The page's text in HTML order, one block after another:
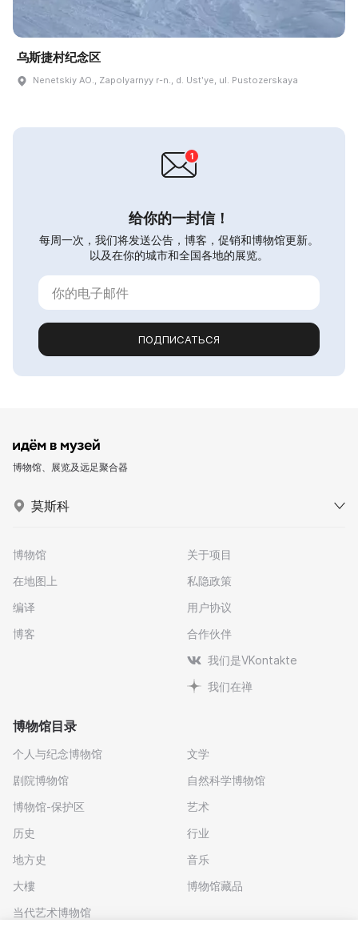
乌斯捷村纪念区
Nenetskiy AO., Zapolyarnyy r-n., d. Ustʹye, ul. Pustozerskaya
给你的一封信！
每周一次，我们将发送公告，博客，促销和博物馆更新。
以及在你的城市和全国各地的展览。
ПОДПИСАТЬСЯ
博物馆、展览及远足聚合器
莫斯科
博物馆
在地图上
编译
博客
关于项目
私隐政策
用户协议
合作伙伴
我们是VKontakte
我们在禅
博物馆目录
个人与纪念博物馆
剧院博物馆
博物馆-保护区
历史
地方史
大樓
当代艺术博物馆
文学
自然科学博物馆
艺术
行业
音乐
博物馆藏品